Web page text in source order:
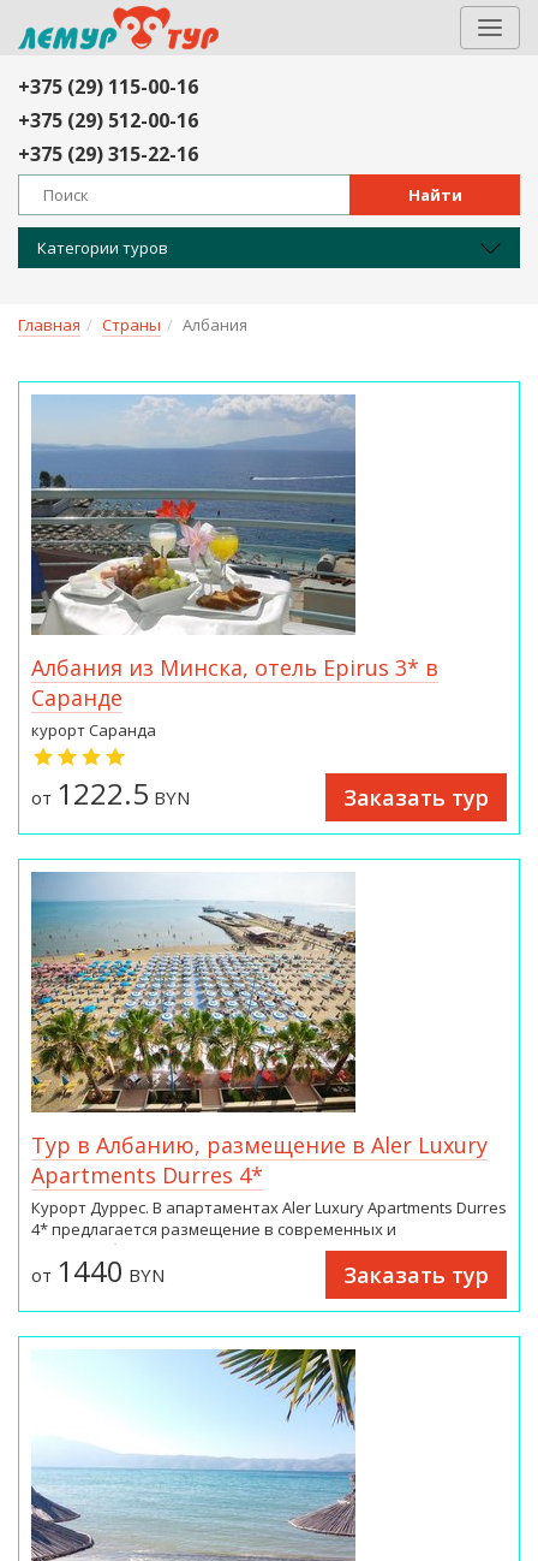
+375 (29) 115-00-16
+375 (29) 512-00-16
+375 (29) 315-22-16
Найти
Категории туров
Главная Страны Албания
Албания из Минска, отель Epirus 3* в
Саранде
курорт Саранда
от 1222.5 BYN Заказать тур
Тур в Албанию, размещение в Aler Luxury
Apartments Durres 4*
Курорт Дуррес. В апартаментах Aler Luxury Apartments Durres
4* предлагается размещение в современных и
комфортабельных номерах. До пляжа всего 70 метров.
от 1440 BYN Заказать тур